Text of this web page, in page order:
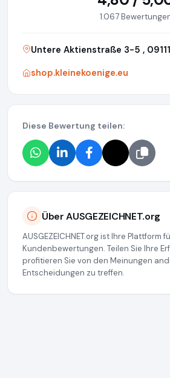
1.067
Untere Aktienstraße 3-5 ,
shop.kleinekoenige.eu
Diese Bewertung teilen:
Über AUSGEZEICHNET.org
AUSGEZEICHNET.org ist Ihre Plattform
Kundenbewertungen. Teilen Sie Ihre
profitieren Sie von den Meinungen
Entscheidungen zu treffen.